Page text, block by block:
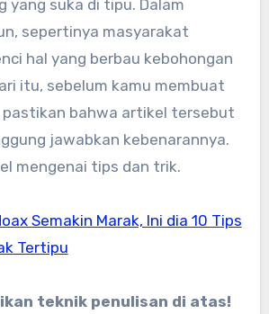
yang suka di tipu. Dalam
sepertinya masyarakat
hal yang berbau kebohongan
itu, sebelum kamu membuat
pastikan bahwa artikel tersebut
jawabkan kebenarannya.
mengenai tips dan trik.
Semakin Marak, Ini dia 10 Tips
Tertipu
teknik penulisan di atas!